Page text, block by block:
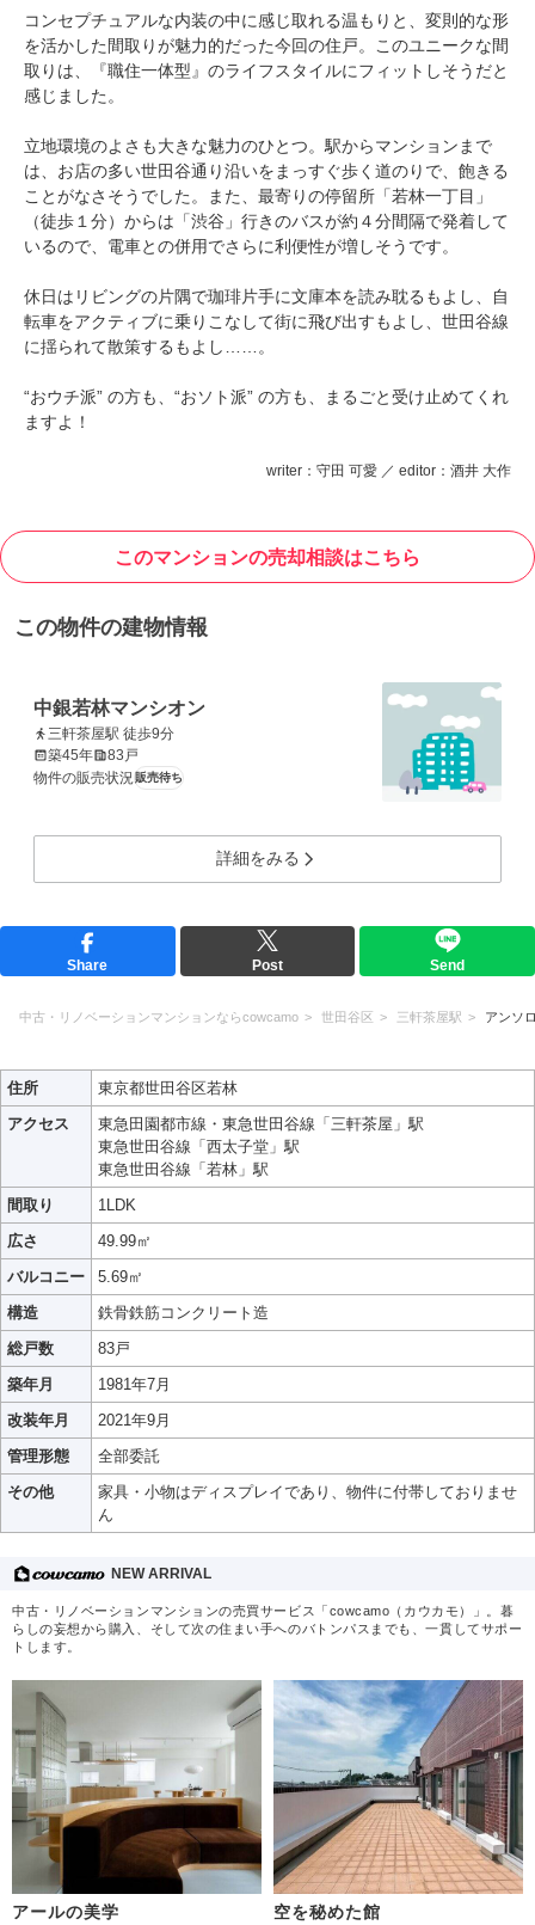
コンセプチュアルな内装の中に感じ取れる温もりと、変則的な形
を活かした間取りが魅力的だった今回の住戸。このユニークな間
取りは、『職住一体型』のライフスタイルにフィットしそうだと
感じました。
立地環境のよさも大きな魅力のひとつ。駅からマンションまで
は、お店の多い世田谷通り沿いをまっすぐ歩く道のりで、飽きる
ことがなさそうでした。また、最寄りの停留所「若林一丁目」
（徒歩１分）からは「渋谷」行きのバスが約４分間隔で発着して
いるので、電車との併用でさらに利便性が増しそうです。
休日はリビングの片隅で珈琲片手に文庫本を読み耽るもよし、自
転車をアクティブに乗りこなして街に飛び出すもよし、世田谷線
に揺られて散策するもよし……。
“おウチ派” の方も、“おソト派” の方も、まるごと受け止めてくれ
ますよ！
writer：守田 可愛 ／ editor：酒井 大作
このマンションの売却相談はこちら
この物件の建物情報
中銀若林マンシオン
三軒茶屋駅 徒歩9分
築45年
83戸
物件の販売状況 販売待ち
詳細をみる
Share Post Send
中古・リノベーションマンションならcowcamo 世田谷区 三軒茶屋駅 アンソ
住所
東京都世田谷区若林
アクセス
東急田園都市線・東急世田谷線「三軒茶屋」駅
東急世田谷線「西太子堂」駅
東急世田谷線「若林」駅
間取り
1LDK
広さ
49.99㎡
バルコニー
5.69㎡
構造
鉄骨鉄筋コンクリート造
総戸数
83戸
築年月
1981年7月
改装年月
2021年9月
管理形態
全部委託
その他
家具・小物はディスプレイであり、物件に付帯しておりませ
ん
NEW ARRIVAL
中古・リノベーションマンションの売買サービス「cowcamo（カウカモ）」。暮
らしの妄想から購入、そして次の住まい手へのバトンパスまでも、一貫してサポー
トします。
アールの美学 空を秘めた館